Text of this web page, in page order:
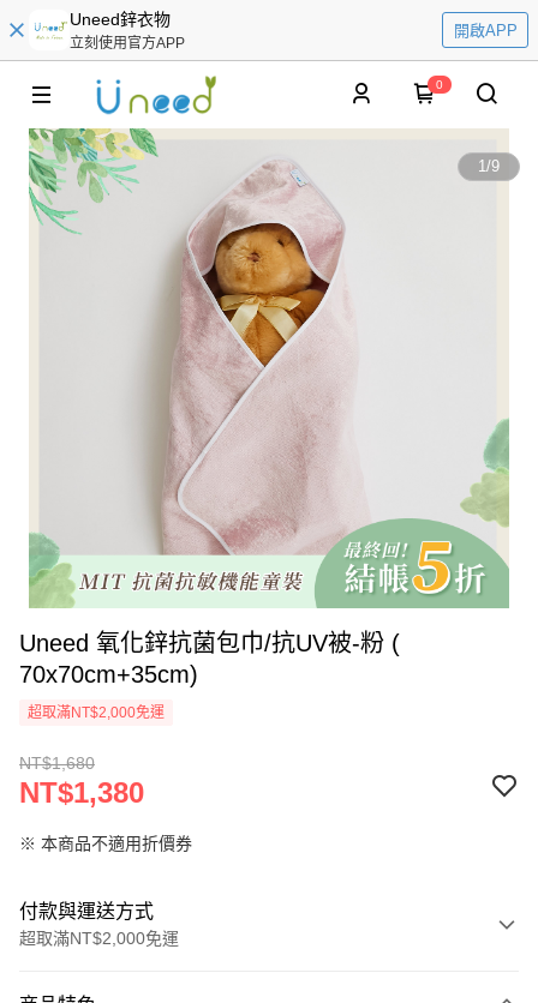
Uneed鋅衣物
立刻使用官方APP
開啟APP
0
1/9
Uneed 氧化鋅抗菌包巾/抗UV被-粉 (
70x70cm+35cm)
超取滿NT$2,000免運
NT$1,680
NT$1,380
※ 本商品不適用折價券
付款與運送方式
超取滿NT$2,000免運